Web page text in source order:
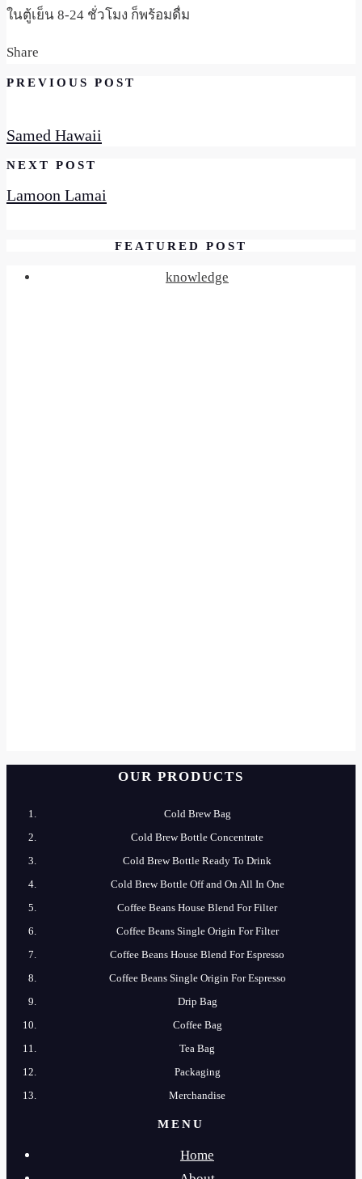
ในตู้เย็น​ 8-24 ชั่วโมง ก็พร้อมดื่ม
Share
PREVIOUS POST
Samed Hawaii
NEXT POST
Lamoon Lamai
FEATURED POST
knowledge
OUR PRODUCTS
Cold Brew Bag
Cold Brew​ Bottle Concentrate
Cold​ Brew Bottle Ready​ To Drink
Cold Brew​ Bottle Off and On All In One
Coffee​ Beans​ House​ Blend​ For​ Filter
Coffee​ Beans​ Single​ Origin For​ Filter
Coffee​ Beans​ House​ Blend​ For​ Espresso
Coffee​ Beans​ Single​ Origin For​ Espresso
Drip​ Bag
Coffee​ Bag
Tea​ Bag
Packaging
Merchandise
MENU
Home